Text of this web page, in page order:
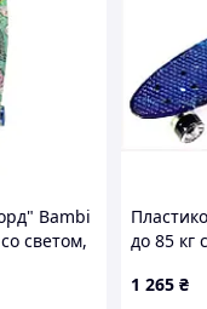
Bambi
светом,
до 85 кг
1 265 ₴